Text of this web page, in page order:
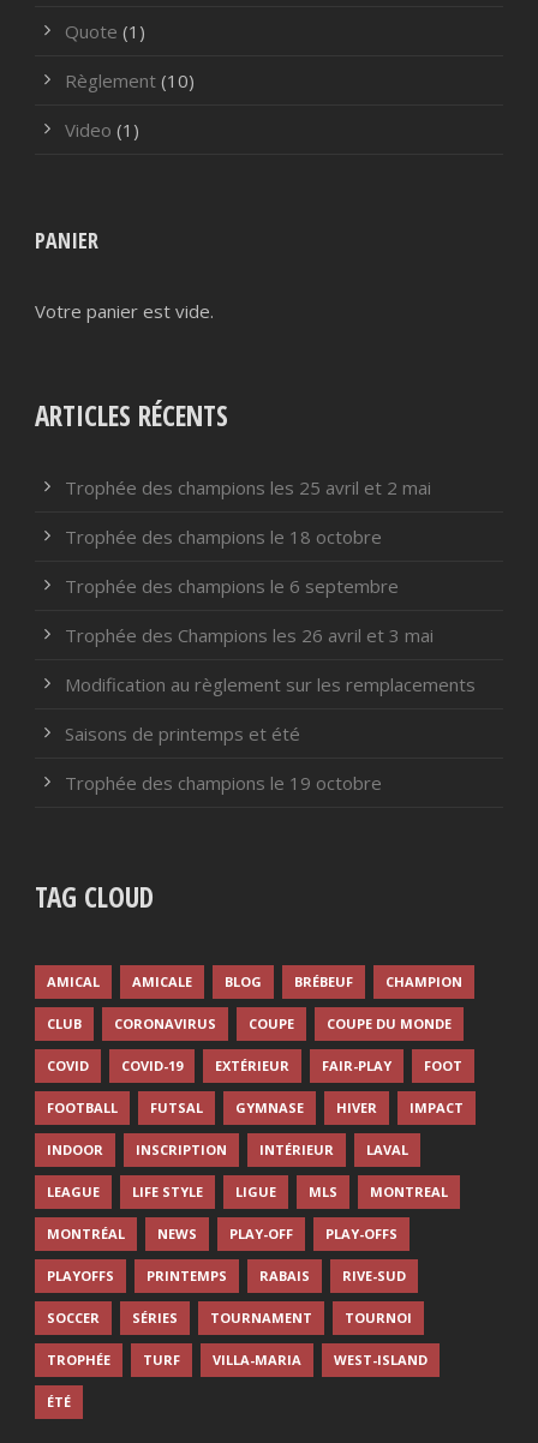
Quote (1)
Règlement (10)
Video (1)
PANIER
Votre panier est vide.
ARTICLES RÉCENTS
Trophée des champions les 25 avril et 2 mai
Trophée des champions le 18 octobre
Trophée des champions le 6 septembre
Trophée des Champions les 26 avril et 3 mai
Modification au règlement sur les remplacements
Saisons de printemps et été
Trophée des champions le 19 octobre
TAG CLOUD
AMICAL AMICALE BLOG BRÉBEUF CHAMPION
CLUB CORONAVIRUS COUPE COUPE DU MONDE
COVID COVID-19 EXTÉRIEUR FAIR-PLAY FOOT
FOOTBALL FUTSAL GYMNASE HIVER IMPACT
INDOOR INSCRIPTION INTÉRIEUR LAVAL
LEAGUE LIFE STYLE LIGUE MLS MONTREAL
MONTRÉAL NEWS PLAY-OFF PLAY-OFFS
PLAYOFFS PRINTEMPS RABAIS RIVE-SUD
SOCCER SÉRIES TOURNAMENT TOURNOI
TROPHÉE TURF VILLA-MARIA WEST-ISLAND
ÉTÉ